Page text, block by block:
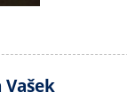
Vašek